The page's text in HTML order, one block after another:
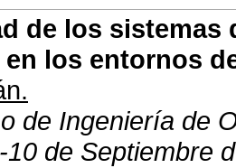
de los
los entornos
de Ingeniería de
de Septiembre